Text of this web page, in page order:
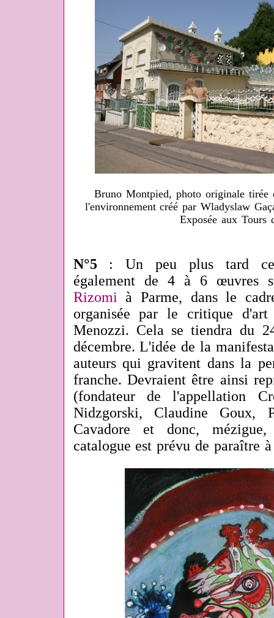
Bruno Montpied, photo originale tirée
l'environnement créé par Wladyslaw
Exposée aux Tours
N°5: Un peu plus tard cet
également de 4 à 6 œuvres
Rizomià Parme, dans le
organisée par le critique
Menozzi. Cela se tiendra du
décembre. L'idée de la
auteurs qui gravitent dans la
franche. Devraient être ainsi
(fondateur de l'appellation
Nidzgorski, Claudine Goux,
Cavadore et donc,
catalogue est prévu de paraître